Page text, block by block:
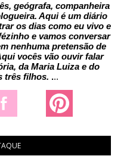
geógrafa, companheira
Aqui é um diário
os dias como eu vivo e
e vamos conversar
nenhuma pretensão de
vocês vão ouvir falar
da Maria Luiza e do
três filhos. ...